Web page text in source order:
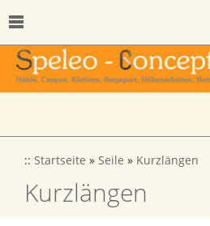
:: Startseite » Seile » Kurzlängen
Kurzlängen